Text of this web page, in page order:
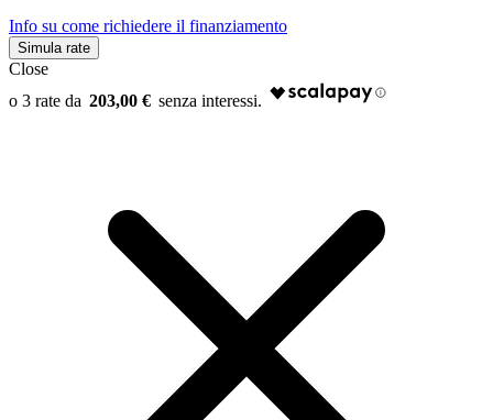
Info su come richiedere il finanziamento
Simula rate
Close
203,00 €